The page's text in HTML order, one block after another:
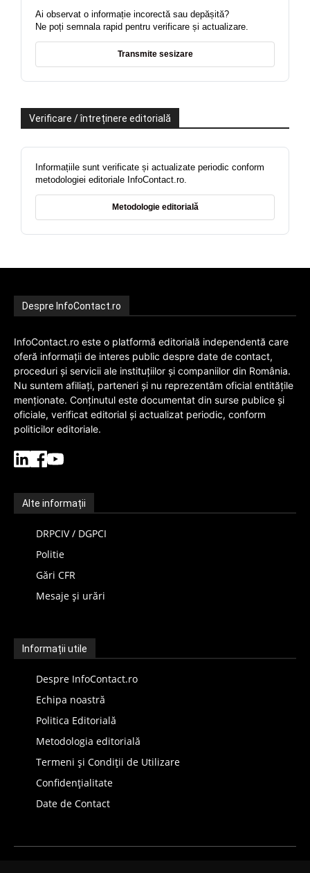
Ai observat o informație incorectă sau depășită?
Ne poți semnala rapid pentru verificare și actualizare.
Transmite sesizare
Verificare / întreținere editorială
Informațiile sunt verificate și actualizate periodic conform
metodologiei editoriale InfoContact.ro.
Metodologie editorială
Despre InfoContact.ro
InfoContact.ro este o platformă editorială independentă care
oferă informații de interes public despre date de contact,
proceduri și servicii ale instituțiilor și companiilor din România.
Nu suntem afiliați, parteneri și nu reprezentăm oficial entitățile
menționate. Conținutul este documentat din surse publice și
oficiale, verificat editorial și actualizat periodic, conform
politicilor editoriale.
Alte informații
DRPCIV / DGPCI
Politie
Gări CFR
Mesaje și urări
Informații utile
Despre InfoContact.ro
Echipa noastră
Politica Editorială
Metodologia editorială
Termeni și Condiții de Utilizare
Confidențialitate
Date de Contact